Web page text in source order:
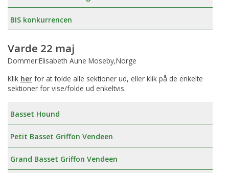
BIS konkurrencen
Varde 22 maj
Dommer:Elisabeth Aune Moseby,Norge
Klik her for at folde alle sektioner ud, eller klik på de enkelte
sektioner for vise/folde ud enkeltvis.
Basset Hound
Petit Basset Griffon Vendeen
Grand Basset Griffon Vendeen